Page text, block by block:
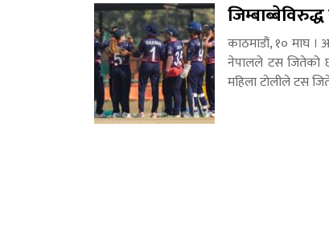
काठमाडौं, १० माघ ।
नेपालले टस जितेको छ
महिला टोलीले टस